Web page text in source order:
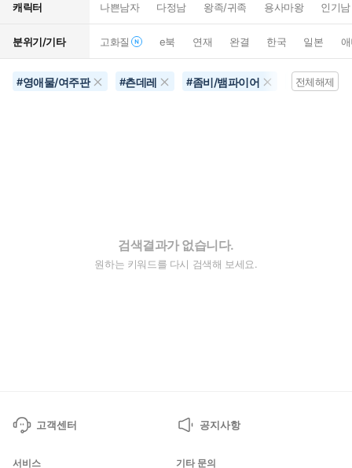
캐릭터 나쁜남자 다정남 왕족/귀족 용사마왕 인기남
분위기/기타 고화질 e북 연재 완결 한국 일본
#영애물/여주판 #츤데레 #좀비/뱀파이어 영화화
전체해제
검색결과가 없습니다.
원하는 키워드를 다시 검색해 보세요.
고객센터 공지사항
서비스 기타 문의